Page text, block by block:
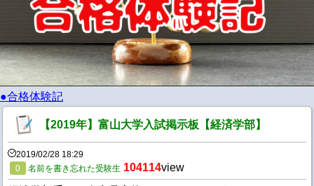
●合格体験記
【2019年】富山大学入試掲示板【経済学部】
2019/02/28 18:29
0
名前を書き忘れた受験生 104114view